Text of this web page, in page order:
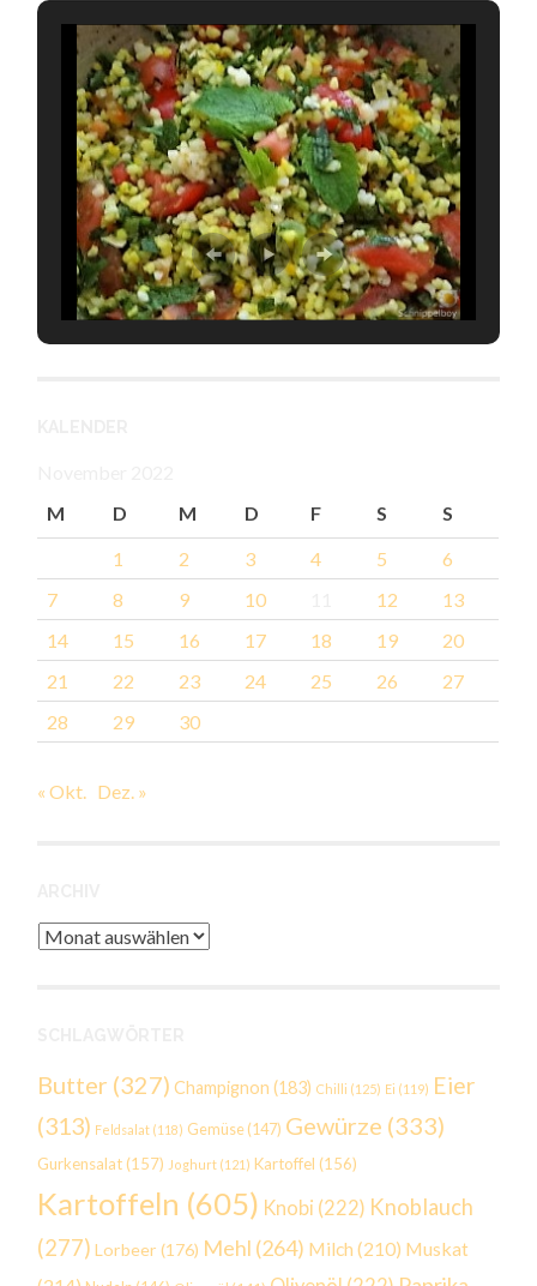
M
D M D F S
S
1
2 3 4 5
6
7
8 9 10 12
13
14
15 16 17 18 19
20
21
22 23 24 25 26
27
28
29 30
« Okt. Dez. »
Archiv
Butter (327) Champignon (183) Chilli (125) Ei (119) Eier
(313) Feldsalat (118) Gemüse (147) Gewürze (333)
Gurkensalat (157) Joghurt (121) Kartoffel (156)
Kartoffeln (605) Knobi (222) Knoblauch
(277) Lorbeer (176) Mehl (264) Milch (210) Muskat